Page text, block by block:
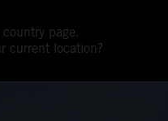
page.
current location?